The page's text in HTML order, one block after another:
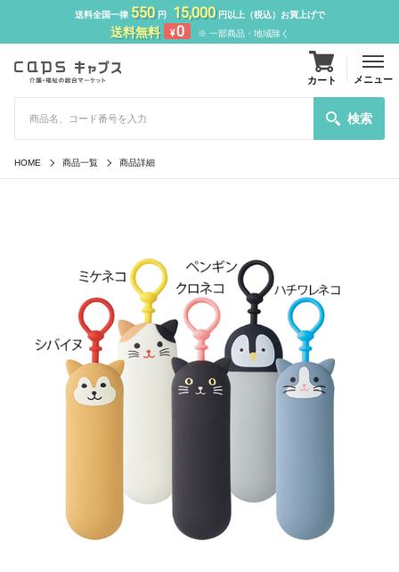
送料全国一律 550円 15,000円以上（税込）お買上げで
送料無料 ¥0 ※ 一部商品・地域除く
検索
カート メニュー
HOME 商品一覧 商品詳細